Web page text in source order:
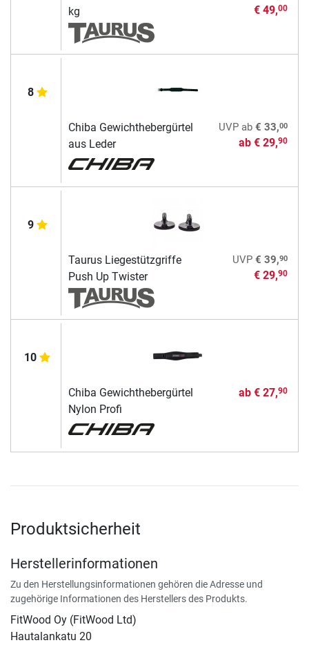
kg
€ 49,00
8
Chiba Gewichthebergürtel
aus Leder
UVPab € 33,00
ab € 29,90
9
Taurus Liegestützgriffe
Push Up Twister
UVP € 39,90
€ 29,90
10
Chiba Gewichthebergürtel
Nylon Profi
ab € 27,90
Produktsicherheit
Herstellerinformationen
Zu den Herstellungsinformationen gehören die Adresse und
zugehörige Informationen des Herstellers des Produkts.
FitWood Oy (FitWood Ltd)
Hautalankatu 20